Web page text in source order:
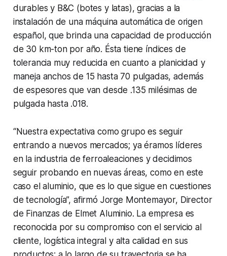
durables y B&C (botes y latas), gracias a la
instalación de una máquina automática de origen
español, que brinda una capacidad de producción
de 30 km-ton por año. Ésta tiene índices de
tolerancia muy reducida en cuanto a planicidad y
maneja anchos de 15 hasta 70 pulgadas, además
de espesores que van desde .135 milésimas de
pulgada hasta .018.
“Nuestra expectativa como grupo es seguir
entrando a nuevos mercados; ya éramos líderes
en la industria de ferroaleaciones y decidimos
seguir probando en nuevas áreas, como en este
caso el aluminio, que es lo que sigue en cuestiones
de tecnología”, afirmó Jorge Montemayor, Director
de Finanzas de Elmet Aluminio. La empresa es
reconocida por su compromiso con el servicio al
cliente, logística integral y alta calidad en sus